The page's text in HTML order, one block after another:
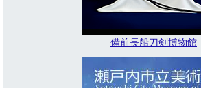
備前長船刀剣博物館